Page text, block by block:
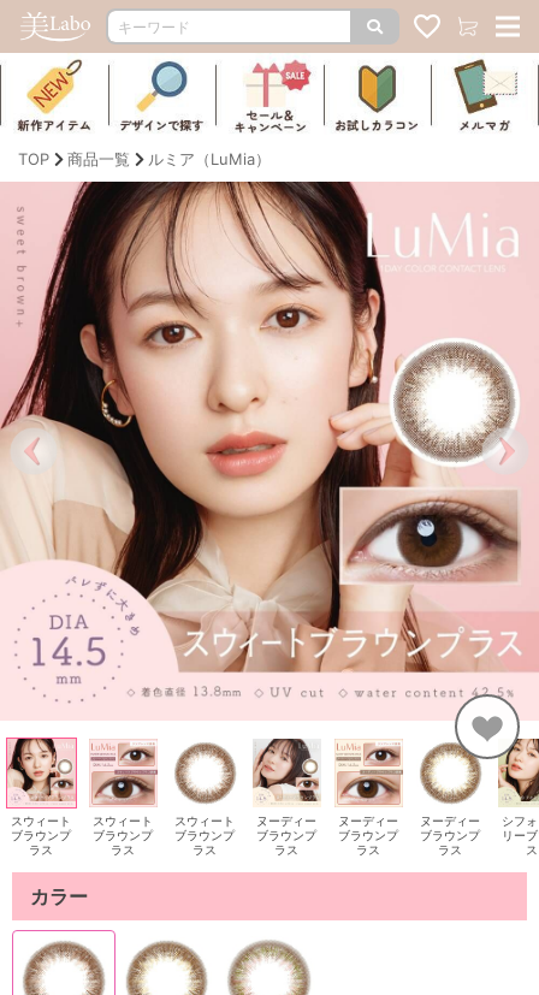
TOP 商品一覧 ルミア（LuMia）
スウィート
ブラウンプ
ラス
スウィート
ブラウンプ
ラス
スウィート
ブラウンプ
ラス
ヌーディー
ブラウンプ
ラス
ヌーディー
ブラウンプ
ラス
ヌーディー
ブラウンプ
ラス
シフ
リー
ス
カラー